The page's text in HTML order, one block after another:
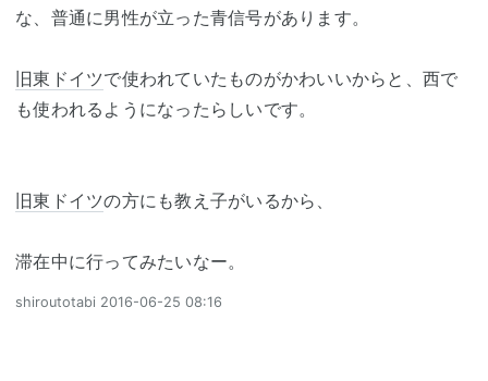
な、普通に男性が立った青信号があります。
旧東ドイツで使われていたものがかわいいからと、西で
も使われるようになったらしいです。
旧東ドイツの方にも教え子がいるから、
滞在中に行ってみたいなー。
shiroutotabi 2016-06-25 08:16